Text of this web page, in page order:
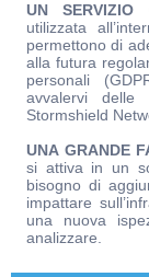
UN SERVIZIO
utilizzata
permettono di
alla futura
personali
avvalervi delle
Stormshield
UNA GRANDE
si attiva in un
bisogno di
impattare
una nuova
analizzare.